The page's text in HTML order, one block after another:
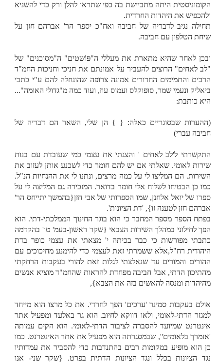
הקומוניסטית היתה מתביישת בה כפי שתראו להלן ורק כדי להשניא
ולהכפיש את היהדות החרדית.
תחילה נגיב לדבריה של חביבה ואח"כ יספר הר' אברהם חזן על
שיחת הטלפון עם חביבה.
ובכן לאחר שהיא מתארת את מעללי ה"פּוֹשטים" ה"מסוכנים" של
"לב לאחים" הרוצים להעביר על אמונתם את חניכי וחניכות החמ"ד
הרכים והתמימים החדורים אמונה צרופה שהונחלה להם ע"י כתבי
ביאליק ונעמי שמר, סופוקלס ועמוס עוז, ועוד כמה מ"גדולי האומה"...
היא כותבת:
(ההערות שבסוגריים כאלה: { } הן שלי, השאר הם דבריה של
חביבה עברי)
התקשרתי ל'לב לאחים ' והצגתי את עצמי כמי שעובדת עם בנות
שירות לאומי. שאלתי אם יש להם חומר כדי לשכנע אותן לעזוב את
השירות. הם המליצו לי על כמה מרצים, ונתנו לי את ההנחיות הנ"ל.
כמו כן הבטיחו לשלוח אלי חומר בדואר. המזכירה גם המליצה לי על
ספרו של יואל אלחנן, שמו הספרותי של אבי חזן{בהמשך יתייחס הר'
אברהם חזן לטענה זו}, 'דת הציונות'.
בפתח הספר מספר המחבר כי הוא בוגר החינוך הממלכתי-דתי. הוא
הפך לחילוני במהלך השירות הצבאי {שקר ראשון-בעמ' טו' בהקדמה
כתבתי מפורשות כי כבר בכיתה י' מצאתי את עצמי כופר בדת
היהודית רח"ל,אלא ששמרתי זאת לעצמי כדי להימנע מחיכוכים עם
ההורים והמורים עד שנאלצתי לגלות זאת להורי בעקבות הרחקתי
מהתיכון הדתי, אבל חביבה מפחדת להראות שהחמ"ד מוציא אנשים
מהיהדות ומנסה להאשים בזה את הצבא},
אולם בעקבות סמינר 'ערכים' הפך לחרדי. את כל מרצו הוא מייחד
למגזר הדתי-לאומי, ולאו דווקא לחיוב. הוא גר באלעד ומפעיל אתר
אינטרנט שמיועד להסברה לציבור הדתי-לאומי. הוא הקים עמותה
'אזמרך בלאומים'', שבמסגרתה הוא מפעיל את אתר האינטרנט. כמו
כן הוא מופיע במקומות רבים בהתנדבות כדי להסביר את עמדותיו
נגד הציונות בכלל ונגד הציונות הדתית בפרט. {שקר שני- אנו